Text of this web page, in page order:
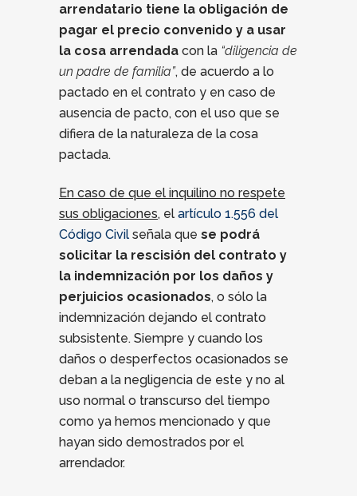
arrendatario tiene la obligación de
pagar el precio convenido y a usar
la cosa arrendada con la “diligencia de
un padre de familia”, de acuerdo a lo
pactado en el contrato y en caso de
ausencia de pacto, con el uso que se
difiera de la naturaleza de la cosa
pactada.
En caso de que el inquilino no respete
sus obligaciones, el artículo 1.556 del
Código Civil señala que se podrá
solicitar la rescisión del contrato y
la indemnización por los daños y
perjuicios ocasionados, o sólo la
indemnización dejando el contrato
subsistente. Siempre y cuando los
daños o desperfectos ocasionados se
deban a la negligencia de este y no al
uso normal o transcurso del tiempo
como ya hemos mencionado y que
hayan sido demostrados por el
arrendador.